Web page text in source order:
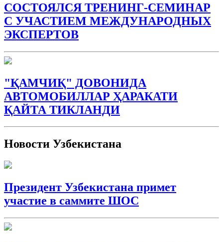
СОСТОЯЛСЯ ТРЕНИНГ-СЕМИНАР
С УЧАСТИЕМ МЕЖДУНАРОДНЫХ
ЭКСПЕРТОВ
"ҚАМЧИҚ" ДОВОНИДА
АВТОМОБИЛЛАР ҲАРАКАТИ
ҚАЙТА ТИКЛАНДИ
Новости Узбекистана
Президент Узбекистана примет
участие в саммите ШОС